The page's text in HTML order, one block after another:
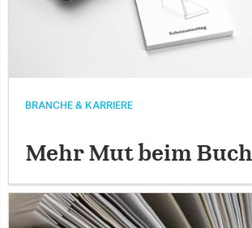
BRANCHE & KARRIERE
Mehr Mut beim